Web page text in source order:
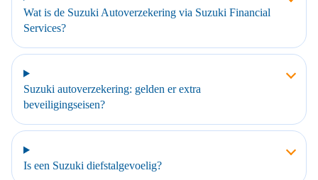
Wat is de Suzuki Autoverzekering via Suzuki Financial
Services?
Suzuki autoverzekering: gelden er extra
beveiligingseisen?
Is een Suzuki diefstalgevoelig?